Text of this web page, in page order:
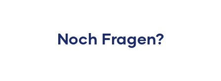
Noch Fragen?